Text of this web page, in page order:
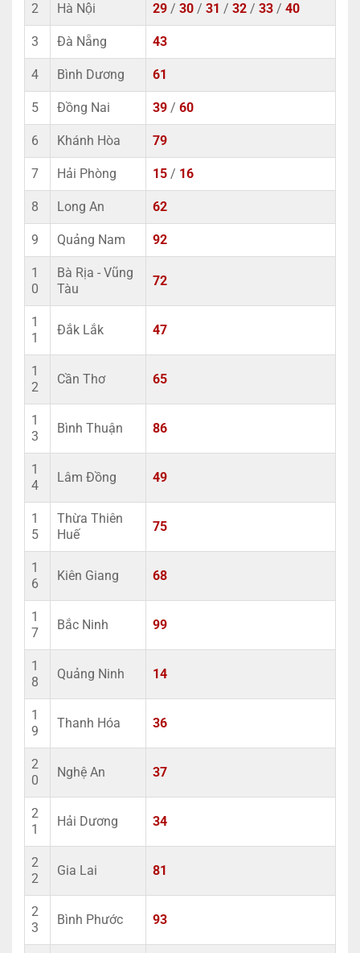
2 Hà Nội 29 / 30 / 31 / 32 / 33 / 40
3 Đà Nẵng 43
4 Bình Dương 61
5 Đồng Nai 39 / 60
6 Khánh Hòa 79
7 Hải Phòng 15 / 16
8 Long An 62
9 Quảng Nam 92
1
0
Bà Rịa - Vũng
Tàu
72
1
1
Đắk Lắk 47
1
2
Cần Thơ 65
1
3
Bình Thuận 86
1
4
Lâm Đồng 49
1
5
Thừa Thiên
Huế
75
1
6
Kiên Giang 68
1
7
Bắc Ninh 99
1
8
Quảng Ninh 14
1
9
Thanh Hóa 36
2
0
Nghệ An 37
2
1
Hải Dương 34
2
2
Gia Lai 81
2
3
Bình Phước 93